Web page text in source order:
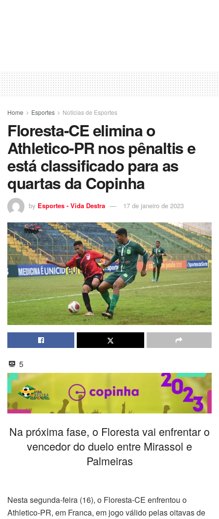
Home Esportes Notícias de Esportes
Floresta-CE elimina o
Athletico-PR nos pênaltis e
está classificado para as
quartas da Copinha
by Esportes - Vida Destra 17 de janeiro de 2023
5
Na próxima fase, o Floresta vai enfrentar o
vencedor do duelo entre Mirassol e
Palmeiras
Nesta segunda-feira (16), o Floresta-CE enfrentou o
Athletico-PR, em Franca, em jogo válido pelas oitavas de